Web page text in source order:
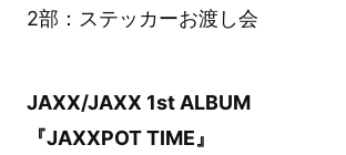
2部：ステッカーお渡し会
JAXX/JAXX 1st ALBUM
『JAXXPOT TIME』